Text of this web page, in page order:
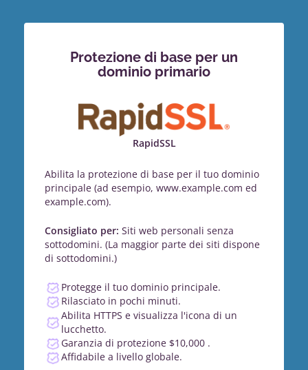
Protezione di base per un
dominio primario
RapidSSL
Abilita la protezione di base per il tuo dominio
principale (ad esempio, www.example.com ed
example.com).
Consigliato per: Siti web personali senza
sottodomini. (La maggior parte dei siti dispone
di sottodomini.)
Protegge il tuo dominio principale.
Rilasciato in pochi minuti.
Abilita HTTPS e visualizza l'icona di un
lucchetto.
Garanzia di protezione $10,000 .
Affidabile a livello globale.